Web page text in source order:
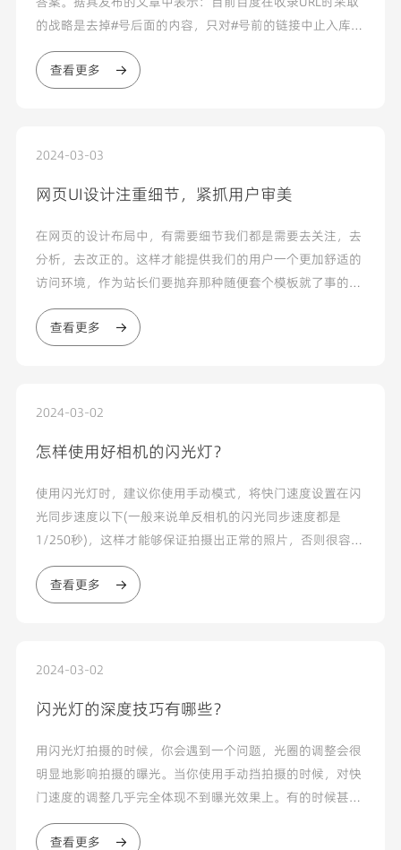
的战略是去掉#号后面的内容，只对#号前的链接中止入库。
这就意味着，URL中包含#号很可能会招致一些有价值的页
面无法被百度收录，从而影响网站的SEO效果...
查看更多
2024-03-03
网页UI设计注重细节，紧抓用户审美
在网页的设计布局中，有需要细节我们都是需要去关注，去
分析，去改正的。这样才能提供我们的用户一个更加舒适的
访问环境，作为站长们要抛弃那种随便套个模板就了事的错
误观点，多从用户的角度去分析与改正，不要让我们的用户
出现审美疲劳...
查看更多
2024-03-02
怎样使用好相机的闪光灯？
使用闪光灯时，建议你使用手动模式，将快门速度设置在闪
光同步速度以下(一般来说单反相机的闪光同步速度都是
1/250秒)，这样才能够保证拍摄出正常的照片，否则很容易
产生画面中的一部分被“黑影”遮住的现象。这是因为快门
没有完全开启所导致...
查看更多
2024-03-02
闪光灯的深度技巧有哪些？
用闪光灯拍摄的时候，你会遇到一个问题，光圈的调整会很
明显地影响拍摄的曝光。当你使用手动挡拍摄的时候，对快
门速度的调整几乎完全体现不到曝光效果上。有的时候甚至
会出现画面的一部分被“挡住”的现象，而你反复检查，却
发现镜...
查看更多